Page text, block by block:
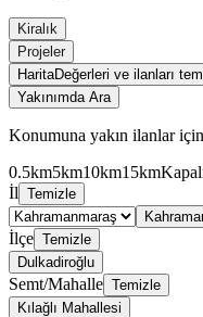
Kiralık
Projeler
HaritaDeğerleri ve ilanları
Yakınımda Ara
Konumuna yakın ilanlar
0.5km5km10km15km
İl Temizle
İlçe Temizle
Dulkadiroğlu
Semt/Mahalle Temizle
Kılağlı Mahallesi